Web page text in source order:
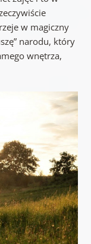
w magiczny
narodu, który
wnętrza,